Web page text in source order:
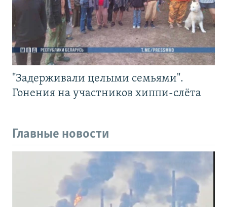
"Задерживали целыми семьями".
Гонения на участников хиппи-слёта
Главные новости